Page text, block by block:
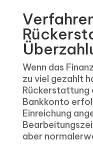
Wenn das
zu viel gezahlt
Rückerstattung
Bankkonto
Einreichung
aber